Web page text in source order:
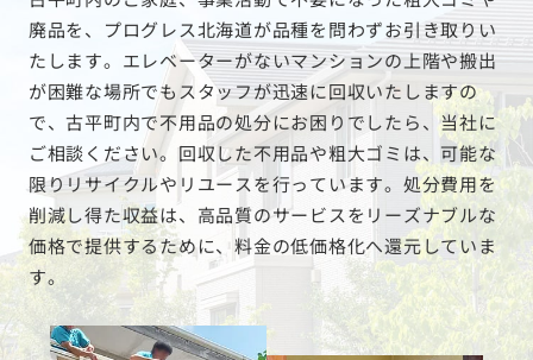
古平町内のご家庭、事業活動で不要になった粗大ゴミや
廃品を、プログレス北海道が品種を問わずお引き取りい
たします。エレベーターがないマンションの上階や搬出
が困難な場所でもスタッフが迅速に回収いたしますの
で、古平町内で不用品の処分にお困りでしたら、当社に
ご相談ください。回収した不用品や粗大ゴミは、可能な
限りリサイクルやリユースを行っています。処分費用を
削減し得た収益は、高品質のサービスをリーズナブルな
価格で提供するために、料金の低価格化へ還元していま
す。